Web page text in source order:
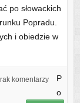
po słowackich
Popradu.
i obiedzie w
komentarzy
P
o